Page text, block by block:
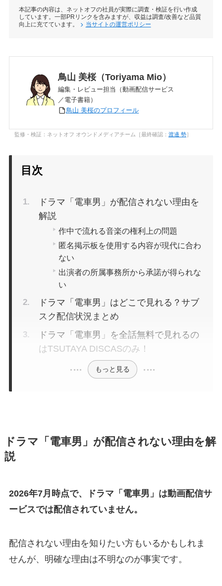
本記事の内容は、ネットオフの社員が実際に調査・検証を行い作成
しています。一部PRリンクを含みますが、収益は調査/改善など品質
向上に充てています。
当サイトの運営ポリシー
鳥山 美桜（Toriyama Mio）
編集・レビュー担当（動画配信サービス
／電子書籍）
鳥山 美桜のプロフィール
監修・検証：ネットオフ オウンドメディアチーム［最終確認： 渡邊 勢］
目次
ドラマ「電車男」が配信されない理由を
解説
作中で流れる音楽の権利上の問題
匿名掲示板を使用する内容が現代に合わ
ない
出演者の所属事務所から承諾が得られな
い
ドラマ「電車男」はどこで見れる？サブ
スク配信状況まとめ
ドラマ「電車男」を全話無料で見れるの
はTSUTAYA DISCASのみ！
もっと見る
ドラマ「電車男」が配信されない理由を解
説
2026年7月時点で、ドラマ「電車男」は動画配信サ
ービスでは配信されていません。
配信されない理由を知りたい方もいるかもしれま
せんが、明確な理由は不明なのが事実です。